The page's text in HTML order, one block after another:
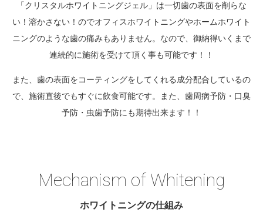
「クリスタルホワイトニングジェル」は一切歯の表面を削らな
い！溶かさない！のでオフィスホワイトニングやホームホワイト
ニングのような歯の痛みもありません。 なので、御納得いくまで
連続的に施術を受けて頂く事も可能です！！
また、歯の表面をコーティングをしてくれる成分配合しているの
で、施術直後でもすぐに飲食可能です。
また、歯周病予防・口臭
予防・虫歯予防にも期待出来ます！！
Mechanism of Whitening
ホワイトニングの仕組み